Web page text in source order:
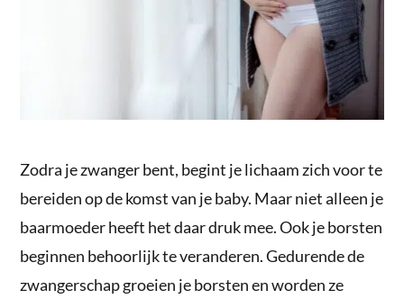
Zodra je zwanger bent, begint je lichaam zich voor te
bereiden op de komst van je baby. Maar niet alleen je
baarmoeder heeft het daar druk mee. Ook je borsten
beginnen behoorlijk te veranderen. Gedurende de
zwangerschap groeien je borsten en worden ze